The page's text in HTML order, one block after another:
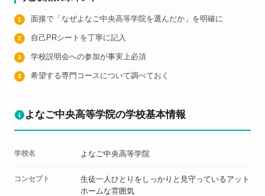
面接で「なぜよなご中央高等学院を選んだか」を明確に
自己PRシートを丁寧に記入
学校説明会への参加が事実上必須
希望する専門コースについて調べておく
よなご中央高等学院の学校基本情報
学校名 よなご中央高等学院
コンセプト
生徒一人ひとりをしっかりと見守っているアット
ホームな雰囲気